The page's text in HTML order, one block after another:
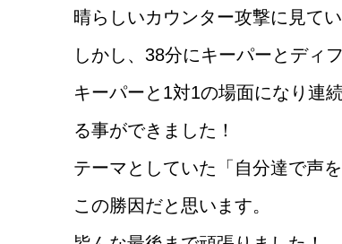
晴らしいカウンター攻撃に見て
しかし、38分にキーパーとディ
キーパーと1対1の場面になり連
る事ができました！
テーマとしていた「自分達で声
この勝因だと思います。